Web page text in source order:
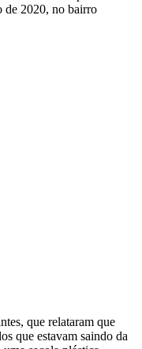
de 2020, no bairro
que relataram que
que estavam saindo da